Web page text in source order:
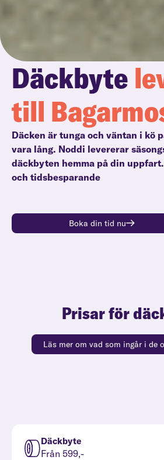
Däckbyte
till
Däcken är tunga och väntan i kö
vara lång. Noddi levererar
däckbyten hemma på din
och tidsbesparande
Boka din tid nu
Prisar för
Läs mer om vad som ingår i de
Däckbyte
Från 599,-